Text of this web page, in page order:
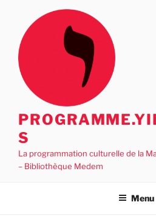
contenu
principal
S
La programmation culturelle de la
– Bibliothèque Medem
Menu